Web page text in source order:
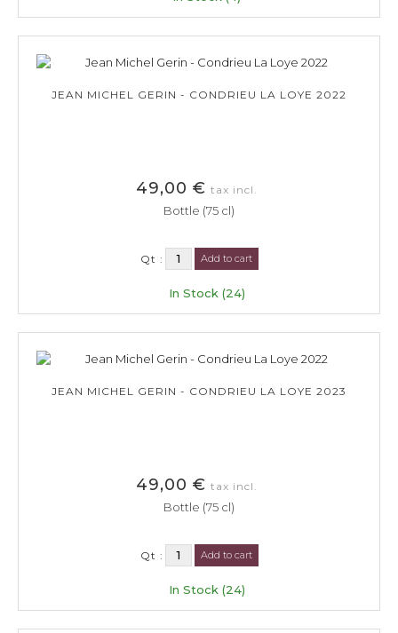
JEAN MICHEL GERIN - CONDRIEU LA LOYE 2022
49,00 € tax incl.
Bottle (75 cl)
Qt : Add to cart
In Stock (24)
JEAN MICHEL GERIN - CONDRIEU LA LOYE 2023
49,00 € tax incl.
Bottle (75 cl)
Qt : Add to cart
In Stock (24)